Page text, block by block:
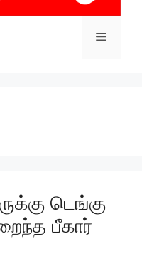
Menu
டெங்கு
பீகார்